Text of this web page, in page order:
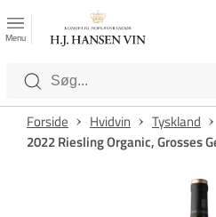
Kategorier
Menu
Forside Hvidvin Tyskland
2022 Riesling Organic, Grosses